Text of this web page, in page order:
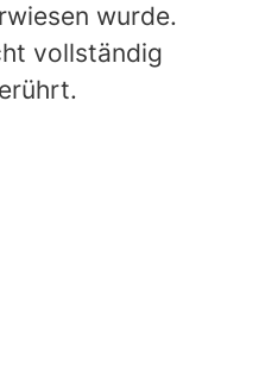
wurde.
vollständig